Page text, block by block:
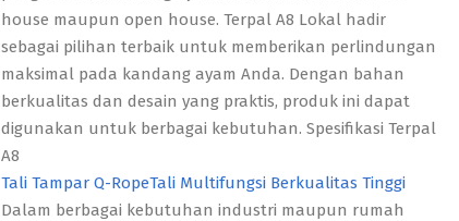
house maupun open house. Terpal A8 Lokal hadir
sebagai pilihan terbaik untuk memberikan perlindungan
maksimal pada kandang ayam Anda. Dengan bahan
berkualitas dan desain yang praktis, produk ini dapat
digunakan untuk berbagai kebutuhan. Spesifikasi Terpal
A8
Tali Tampar Q-RopeTali Multifungsi Berkualitas Tinggi
Dalam berbagai kebutuhan industri maupun rumah